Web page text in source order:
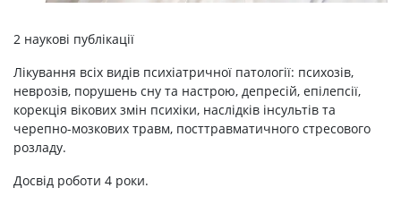
2 наукові публікації
Лікування всіх видів психіатричної патології: психозів,
неврозів, порушень сну та настрою, депресій, епілепсії,
корекція вікових змін психіки, наслідків інсультів та
черепно-мозкових травм, посттравматичного стресового
розладу.
Досвід роботи 4 роки.